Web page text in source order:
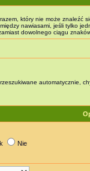
który nie może znaleźć
nawiasami, jeśli tylko
dowolnego ciągu
automatycznie,
Nie